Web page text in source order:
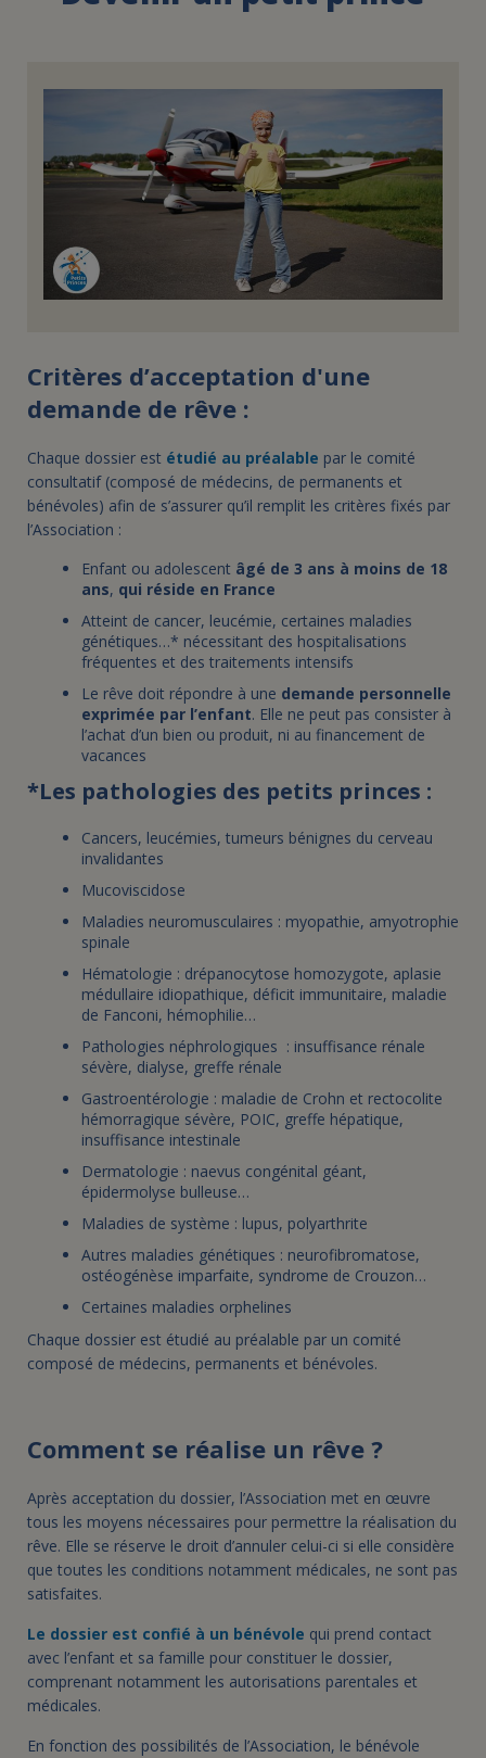
ASSURANCE VIE/LEGS
ESPACE PRESSE
JE DEVIENS
BÉNÉVOLE
DEVENIR
UN PETIT PRINCE
Critères d’acceptation d'une
demande de rêve :
Chaque dossier est étudié au préalable par le comité
consultatif (composé de médecins, de permanents et
bénévoles) afin de s’assurer qu’il remplit les critères fixés par
l’Association :
Enfant ou adolescent âgé de 3 ans à moins de 18
ans, qui réside en France
Atteint de cancer, leucémie, certaines maladies
génétiques…* nécessitant des hospitalisations
fréquentes et des traitements intensifs
Le rêve doit répondre à une demande personnelle
exprimée par l’enfant. Elle ne peut pas consister à
l’achat d’un bien ou produit, ni au financement de
vacances
*Les pathologies des petits princes :
Cancers, leucémies, tumeurs bénignes du cerveau
invalidantes
Mucoviscidose
Maladies neuromusculaires : myopathie, amyotrophie
spinale
Hématologie : drépanocytose homozygote, aplasie
médullaire idiopathique, déficit immunitaire, maladie
de Fanconi, hémophilie…
Pathologies néphrologiques : insuffisance rénale
sévère, dialyse, greffe rénale
Gastroentérologie : maladie de Crohn et rectocolite
hémorragique sévère, POIC, greffe hépatique,
insuffisance intestinale
Dermatologie : naevus congénital géant,
épidermolyse bulleuse…
Maladies de système : lupus, polyarthrite
Autres maladies génétiques : neurofibromatose,
ostéogénèse imparfaite, syndrome de Crouzon…
Certaines maladies orphelines
Chaque dossier est étudié au préalable par un comité
composé de médecins, permanents et bénévoles.
Comment se réalise un rêve ?
Après acceptation du dossier, l’Association met en œuvre
tous les moyens nécessaires pour permettre la réalisation du
rêve. Elle se réserve le droit d’annuler celui-ci si elle considère
que toutes les conditions notamment médicales, ne sont pas
satisfaites.
Le dossier est confié à un bénévole qui prend contact
avec l’enfant et sa famille pour constituer le dossier,
comprenant notamment les autorisations parentales et
médicales.
En fonction des possibilités de l’Association, le bénévole